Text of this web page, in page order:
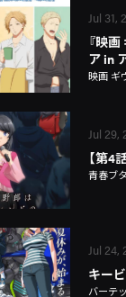
Jul 31,
『映
ア in
映画 ギ
Jul 29,
【第4
青春ブ
Jul 24,
キー
バーテ